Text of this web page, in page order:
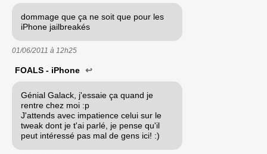
dommage que ça ne soit que pour les
iPhone jailbreakés
01/06/2011 à 12h25
FOALS - iPhone ↩
Génial Galack, j'essaie ça quand je
rentre chez moi :p
J'attends avec impatience celui sur le
tweak dont je t'ai parlé, je pense qu'il
peut intéressé pas mal de gens ici! :)